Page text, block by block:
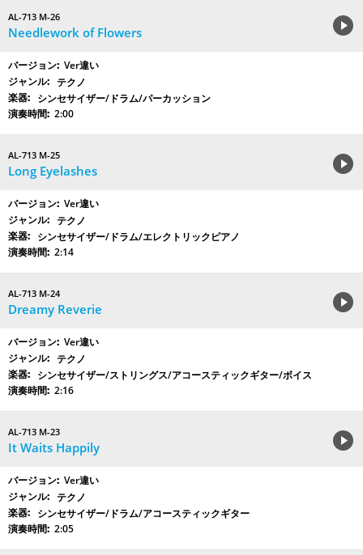
AL-713 M-26
Needlework of Flowers
Ver違い
テクノ
シンセサイザー/ドラム/パーカッション
2:00
AL-713 M-25
Long Eyelashes
Ver違い
テクノ
シンセサイザー/ドラム/エレクトリックピアノ
2:14
AL-713 M-24
Dreamy Reverie
Ver違い
テクノ
シンセサイザー/ストリングス/アコースティックギター/ボイス
2:16
AL-713 M-23
It Waits Happily
Ver違い
テクノ
シンセサイザー/ドラム/アコースティックギター
2:05